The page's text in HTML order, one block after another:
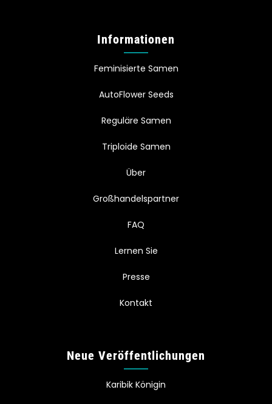
Informationen
Feminisierte Samen
AutoFlower Seeds
Reguläre Samen
Triploide Samen
Über
Großhandelspartner
FAQ
Lernen Sie
Presse
Kontakt
Neue Veröffentlichungen
Karibik Königin